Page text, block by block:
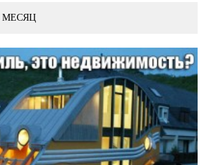
МЕСЯЦ